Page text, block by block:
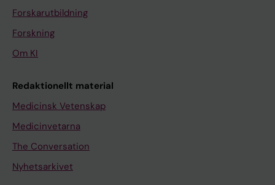
Forskarutbildning
Forskning
Om KI
Redaktionellt material
Medicinsk Vetenskap
Medicinvetarna
The Conversation
Nyhetsarkivet